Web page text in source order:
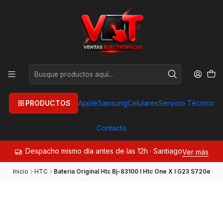
PRODUCTOS AppleSamsungCelularesServicio Técnico
Contacto
Despacho mismo día antes de las 12h · SantiagoVer más
Inicio HTC Bateria Original Htc Bj-83100 I Htc One X I G23 S720e